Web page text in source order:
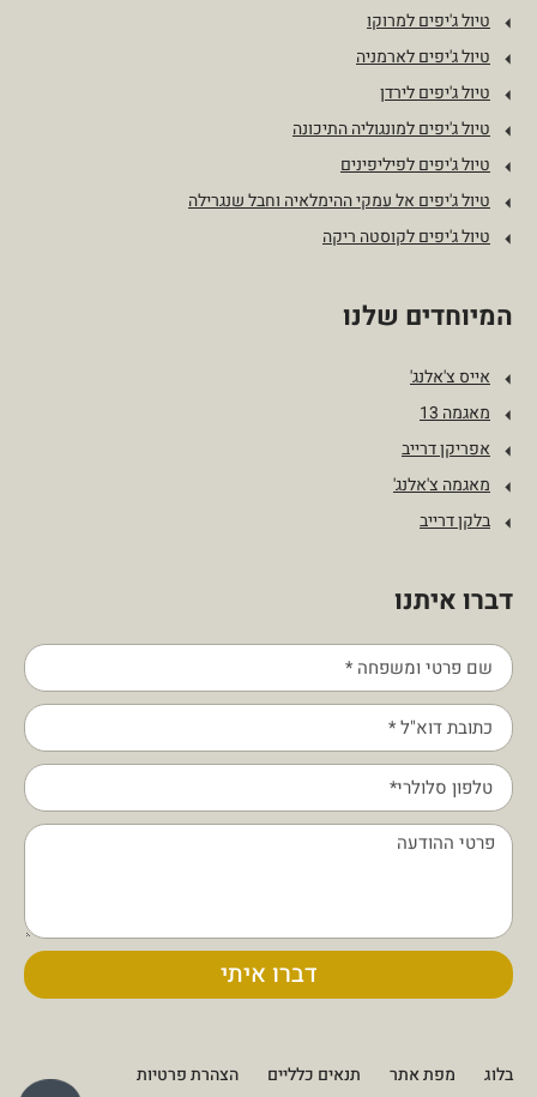
טיול ג'יפים למרוקו
טיול ג'יפים לארמניה
טיול ג'יפים לירדן
טיול ג'יפים למונגוליה התיכונה
טיול ג'יפים לפיליפינים
טיול ג'יפים אל עמקי ההימלאיה וחבל שנגרילה
טיול ג'יפים לקוסטה ריקה
המיוחדים שלנו
אייס צ'אלנג'
מאגמה 13
אפריקן דרייב
מאגמה צ'אלנג'
בלקן דרייב
דברו איתנו
דברו איתי
בלוג מפת אתר תנאים כלליים
הצהרת פרטיות